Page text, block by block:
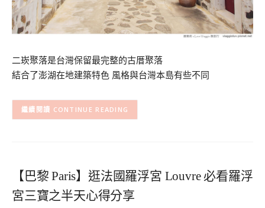
二崁聚落是台灣保留最完整的古厝聚落
結合了澎湖在地建築特色 風格與台灣本島有些不同
CONTINUE READING
【巴黎 Paris】逛法國羅浮宮 Louvre 必看羅浮
宮三寶之半天心得分享